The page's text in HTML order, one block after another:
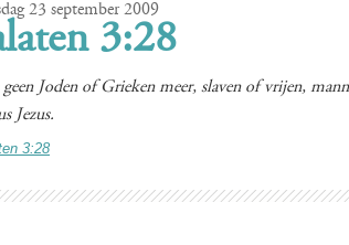
23 september 2009
3:28
Joden of Grieken meer, slaven of vrijen,
Jezus.
3:28